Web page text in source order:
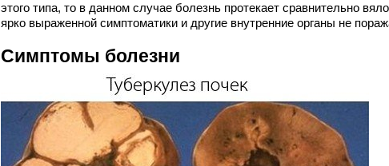
этого типа, то в данном случае болезнь протекает сравнительно
ярко выраженной симптоматики и другие внутренние органы не
Симптомы болезни